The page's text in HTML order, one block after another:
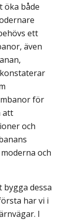
öka både
ett
även
för
att
och
och
dessa
har vi i
I